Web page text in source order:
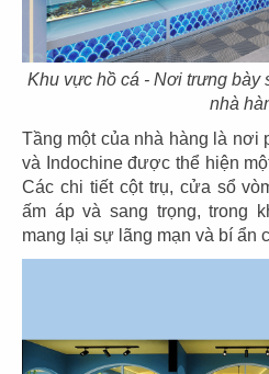
Khu vực hồ cá - Nơi trưng bày
nhà
Tầng một của nhà hàng là nơi
và Indochine được thể hiện
Các chi tiết cột trụ, cửa sổ
ấm áp và sang trọng, trong
mang lại sự lãng mạn và bí ẩn
47
CHUBBY YO
CN Thảo Điền
49